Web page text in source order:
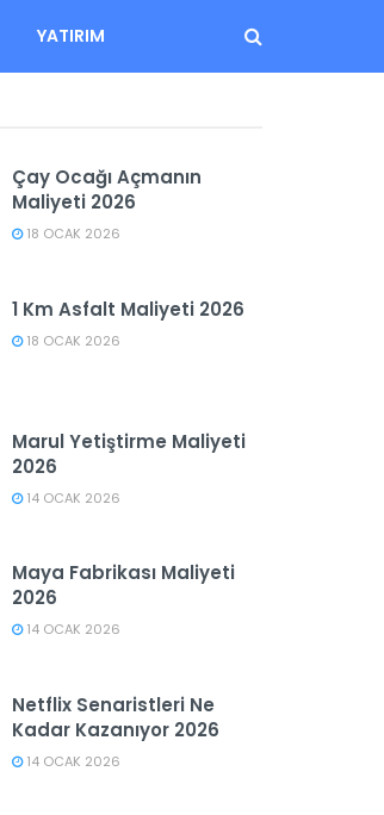
YATIRIM
Çay Ocağı Açmanın
Maliyeti 2026
18 OCAK 2026
1 Km Asfalt Maliyeti 2026
18 OCAK 2026
Marul Yetiştirme Maliyeti
2026
14 OCAK 2026
Maya Fabrikası Maliyeti
2026
14 OCAK 2026
Netflix Senaristleri Ne
Kadar Kazanıyor 2026
14 OCAK 2026